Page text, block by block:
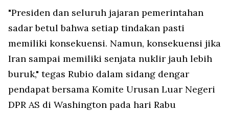
"Presiden dan seluruh jajaran pemerintahan
sadar betul bahwa setiap tindakan pasti
memiliki konsekuensi. Namun, konsekuensi jika
Iran sampai memiliki senjata nuklir jauh lebih
buruk," tegas Rubio dalam sidang dengar
pendapat bersama Komite Urusan Luar Negeri
DPR AS di Washington pada hari Rabu